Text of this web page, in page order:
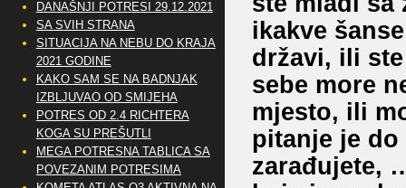
ikakve
državi, ili
sebe more
mjesto, ili
pitanje je
zarađujete,
DANAŠNJI POTRESI 29.12.2021
SA SVIH STRANA
SITUACIJA NA NEBU DO KRAJA
2021 GODINE
KAKO SAM SE NA BADNJAK
IZBLJUVAO OD SMIJEHA
POTRES OD 2.4 RICHTERA
KOGA SU PREŠUTLI
MEGA POTRESNA TABLICA SA
POVEZANIM POTRESIMA